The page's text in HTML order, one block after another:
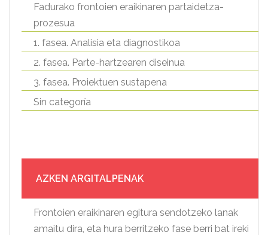
Fadurako frontoien eraikinaren partaidetza-
prozesua
1. fasea. Analisia eta diagnostikoa
2. fasea. Parte-hartzearen diseinua
3. fasea. Proiektuen sustapena
Sin categoría
AZKEN ARGITALPENAK
Frontoien eraikinaren egitura sendotzeko lanak
amaitu dira, eta hura berritzeko fase berri bat ireki